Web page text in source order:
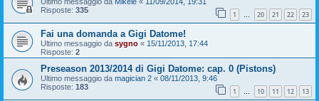
Risposte: 335 1 … 20 21 22 23
Fai una domanda a Gigi Datome!
Ultimo messaggio da sygno « 15/11/2013, 17:44
Risposte: 2
Preseason 2013/2014 di Gigi Datome: cap. 0 (Pistons)
Ultimo messaggio da magician 2 « 08/11/2013, 9:46
Risposte: 183 1 … 10 11 12 13